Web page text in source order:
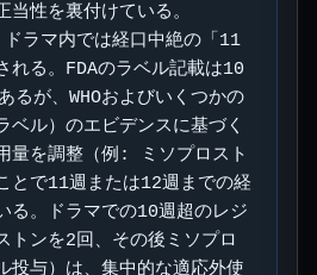
性を裏付けている。
ラマ内では経口中絶の「11
れる。FDAのラベル記載は10
るが、WHOおよびいくつかの
ベル）のエビデンスに基づく
量を調整（例: ミソプロスト
とで11週または12週までの経
る。ドラマでの10週超のレジ
トンを2回、その後ミソプロ
投与）は、集中的な適応外使